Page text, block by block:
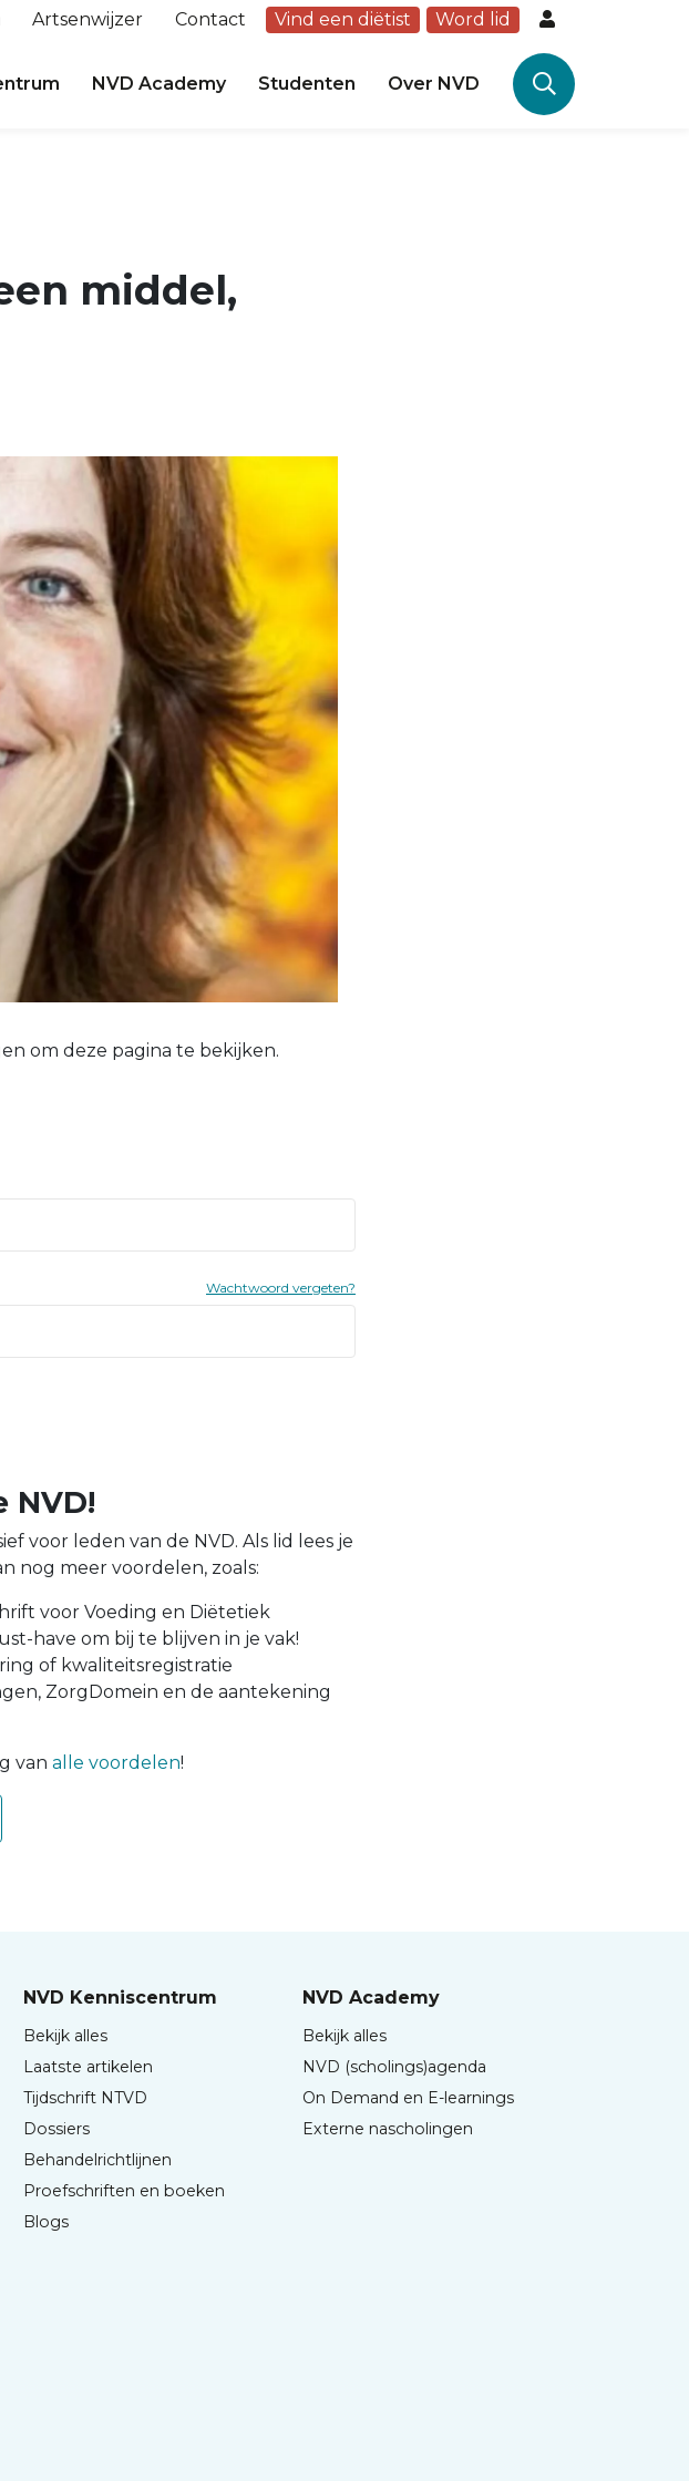
Artsenwijzer Contact Vind een diëtist Word lid
NVD Academy Studenten Over NVD
middel,
om deze pagina te bekijken.
Wachtwoord vergeten?
NVD!
voor leden van de NVD. Als lid lees je
nog meer voordelen, zoals:
voor Voeding en Diëtetiek
have om bij te blijven in je vak!
of kwaliteitsregistratie
ZorgDomein en de aantekening
van alle voordelen!
NVD Kenniscentrum
Bekijk alles
Laatste artikelen
Tijdschrift NTVD
Dossiers
Behandelrichtlijnen
Proefschriften en boeken
Blogs
NVD Academy
Bekijk alles
NVD (scholings)agenda
On Demand en E-learnings
Externe nascholingen